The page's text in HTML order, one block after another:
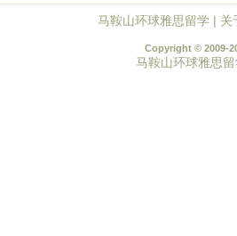
马鞍山环球雅思留学 | 关
Copyright © 2009-
马鞍山环球雅思